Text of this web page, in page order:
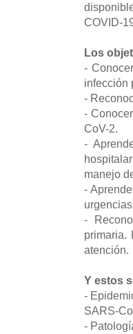
COVID-
Los
-
infección
-
-
CoV-2.
-
manejo
-
-
primaria.
atención.
Y estos
-
SARS-
-